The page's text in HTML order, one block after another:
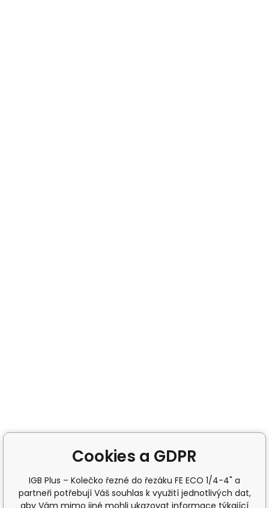
Cookies a GDPR
IGB Plus – Kolečko řezné do řezáku FE ECO 1/4-4" a
partneři potřebují Váš souhlas k využití jednotlivých dat,
aby Vám mimo jiné mohli ukazovat informace týkající